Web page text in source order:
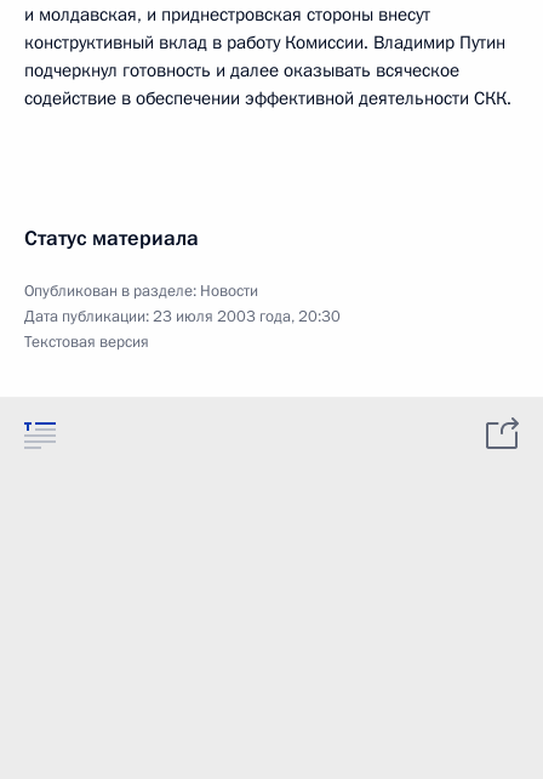
и молдавская, и приднестровская стороны внесут
конструктивный вклад в работу Комиссии. Владимир Путин
подчеркнул готовность и далее оказывать всяческое
содействие в обеспечении эффективной деятельности СКК.
Статус материала
Опубликован в разделе: Новости
Дата публикации:23 июля 2003 года, 20:30
Текстовая версия